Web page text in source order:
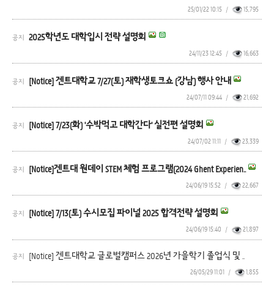
25/01/22 10:15 / 15,795
공지 2025학년도 대학입시 전략 설명회
24/11/23 12:45 / 16,663
공지 [Notice] 겐트대학교 7/27(토) 재학생토크쇼 (강남) 행사 안내
24/07/11 09:44 / 21,692
공지 [Notice] 7/23(화) '수박먹고 대학간다' 실전편 설명회
24/07/02 11:11 / 23,339
공지 [Notice]겐트대 원데이 STEM 체험 프로그램(2024 Ghent Experien..
24/06/19 15:52 / 22,667
공지 [Notice] 7/13(토) 수시모집 파이널 2025 합격전략 설명회
24/06/19 15:40 / 21,897
공지 [Notice] 겐트대학교 글로벌캠퍼스 2026년 가을학기 졸업식 및 ..
26/05/29 11:01 / 1,855